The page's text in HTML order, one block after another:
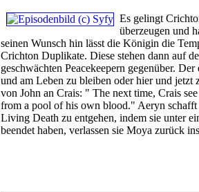
Es gelingt
überzeugen und
seinen Wunsch hin lässt die Königin die
Crichton Duplikate. Diese stehen dann auf
geschwächten Peacekeepern gegenüber.
und am Leben zu bleiben oder hier und
von John an Crais: " The next time, Crais
from a pool of his own blood." Aeryn
Living Death zu entgehen, indem sie unter
beendet haben, verlassen sie Moya zurück